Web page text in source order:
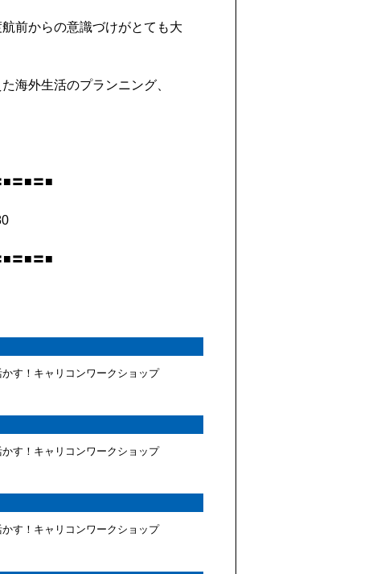
前からの意識づけがとても大
海外生活のプランニング、
■〓■〓■
■〓■〓■
す！キャリコンワークショップ
す！キャリコンワークショップ
す！キャリコンワークショップ